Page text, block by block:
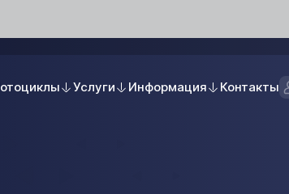
Услуги Информация Контакты